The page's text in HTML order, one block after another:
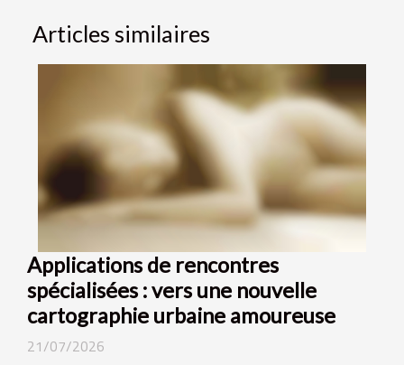
Articles similaires
Applications de rencontres
spécialisées : vers une nouvelle
cartographie urbaine amoureuse
21/07/2026